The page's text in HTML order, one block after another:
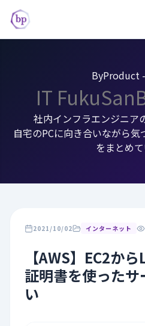
ByProduct
IT
社内インフラエンジニア
自宅のPCに向き合いながら
をまとめ
2021/10/02 インターネット
【AWS】EC2か
証明書を使った
い